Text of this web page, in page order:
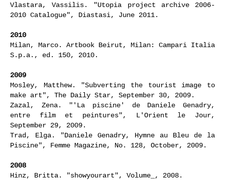
Vlastara, Vassilis. "Utopia project archive 2006-
2010 Catalogue", Diastasi, June 2011.
2010
Milan, Marco. Artbook Beirut, Milan: Campari Italia
S.p.a., ed. 150, 2010.
2009
Mosley, Matthew. "Subverting the tourist image to
make art", The Daily Star, September 30, 2009.
Zazal, Zena. "'La piscine' de Daniele Genadry,
entre film et peintures", L'Orient le Jour,
September 29, 2009.
Trad, Elga. "Daniele Genadry, Hymne au Bleu de la
Piscine", Femme Magazine, No. 128, October, 2009.
2008
Hinz, Britta. "showyourart", Volume_, 2008.